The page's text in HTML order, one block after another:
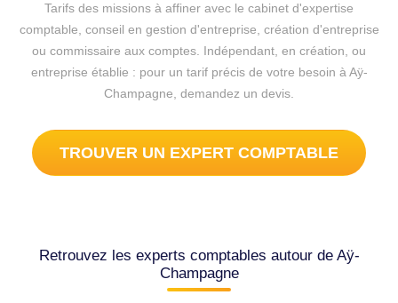
Tarifs des missions à affiner avec le cabinet d'expertise
comptable, conseil en gestion d'entreprise, création d'entreprise
ou commissaire aux comptes. Indépendant, en création, ou
entreprise établie : pour un tarif précis de votre besoin à Aÿ-
Champagne, demandez un devis.
TROUVER UN EXPERT COMPTABLE
Retrouvez les experts comptables autour de Aÿ-
Champagne